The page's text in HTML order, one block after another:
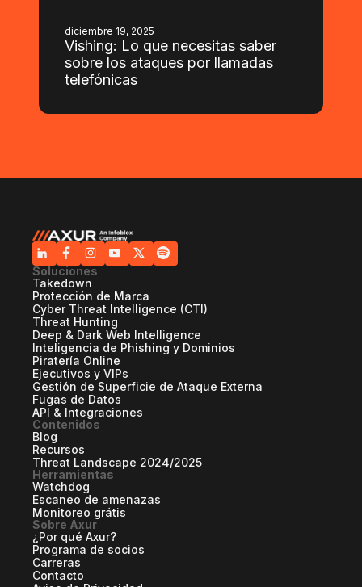
diciembre 19, 2025
Vishing: Lo que necesitas saber
sobre los ataques por llamadas
telefónicas
Soluciones
Takedown
Protección de Marca
Cyber Threat Intelligence (CTI)
Threat Hunting
Deep & Dark Web Intelligence
Inteligencia de Phishing y Dominios
Piratería Online
Ejecutivos y VIPs
Gestión de Superficie de Ataque Externa
Fugas de Datos
API & Integraciones
Contenidos
Blog
Recursos
Threat Landscape 2024/2025
Herramientas
Watchdog
Escaneo de amenazas
Monitoreo grátis
Sobre Axur
¿Por qué Axur?
Programa de socios
Carreras
Contacto